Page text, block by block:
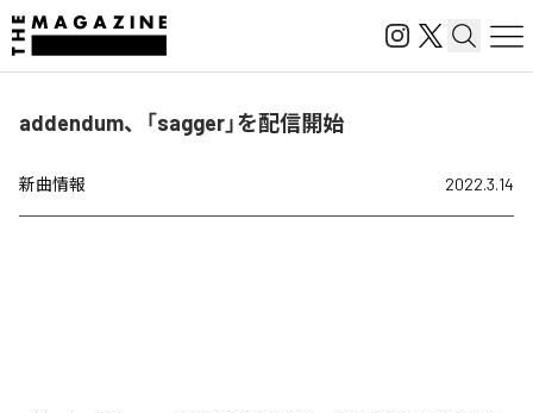
addendum、「sagger」を配信開始
新曲情報 2022.3.14